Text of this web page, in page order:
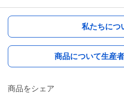
私たちにつ
商品について生産
商品をシェア